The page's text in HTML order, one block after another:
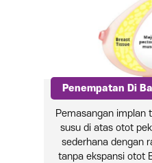
Penempatan Di
Pemasangan implan
susu di atas otot
sederhana dengan
tanpa ekspansi otot